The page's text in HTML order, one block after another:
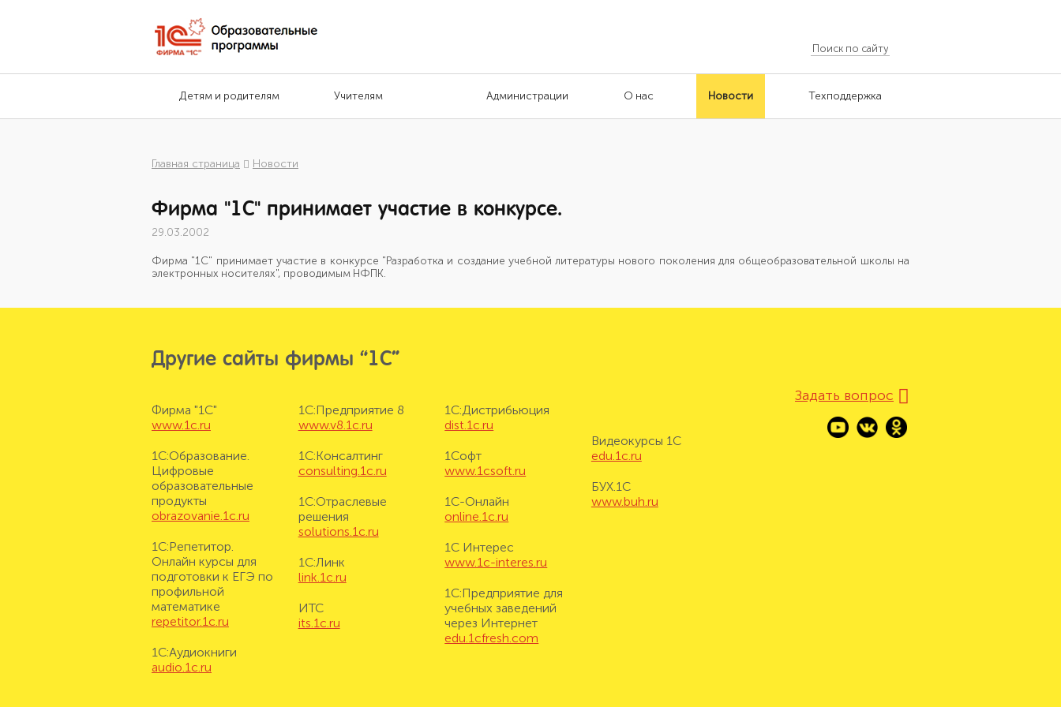
Детям и родителям Учителям Администрации О нас Новости Техподдержка
Главная страница Новости
Фирма "1С" принимает участие в конкурсе.
29.03.2002
Фирма "1С" принимает участие в конкурсе "Разработка и создание учебной литературы нового поколения для общеобразовательной школы на
электронных носителях", проводимым НФПК.
Другие сайты фирмы “1С”
Фирма "1С"
www.1c.ru
1С:Образование.
Цифровые
образовательные
продукты
obrazovanie.1c.ru
1С:Репетитор.
Онлайн курсы для
подготовки к ЕГЭ по
профильной
математике
repetitor.1c.ru
1С:Аудиокниги
audio.1c.ru
1С:Предприятие 8
www.v8.1c.ru
1С:Консалтинг
consulting.1c.ru
1С:Отраслевые
решения
solutions.1c.ru
1С:Линк
link.1c.ru
ИТС
its.1c.ru
1С:Дистрибьюция
dist.1c.ru
1Софт
www.1csoft.ru
1С-Онлайн
online.1c.ru
1С Интерес
www.1c-interes.ru
1С:Предприятие для
учебных заведений
через Интернет
edu.1cfresh.com
Видеокурсы 1С
edu.1c.ru
БУХ.1С
www.buh.ru
Задать вопрос